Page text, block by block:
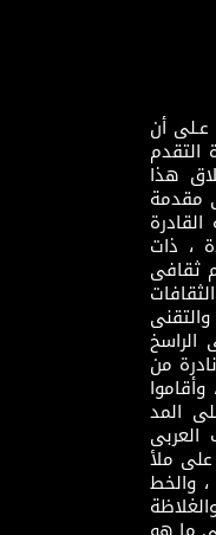
أن
هذا
مقدمة
، ذات
(25 يناير و30 يونيو) بزخم ثقافى
الراسخ
من
المد
العربى
على ملأ
، والخط